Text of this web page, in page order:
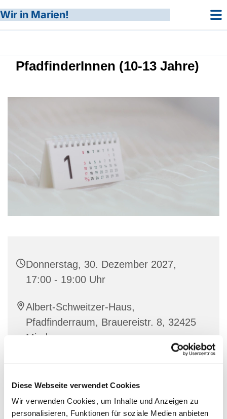
Diese Webseite verwendet Cookies
Wir verwenden Cookies, um Inhalte und Anzeigen zu
personalisieren, Funktionen für soziale Medien anbieten
Wir in Marien!
PfadfinderInnen (10-13 Jahre)
Donnerstag, 30. Dezember 2027,
17:00 - 19:00 Uhr
Albert-Schweitzer-Haus,
Pfadfinderraum, Brauereistr. 8, 32425
Minden